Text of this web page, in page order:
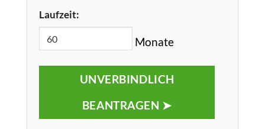
Laufzeit:
Monate
UNVERBINDLICH
BEANTRAGEN ➤